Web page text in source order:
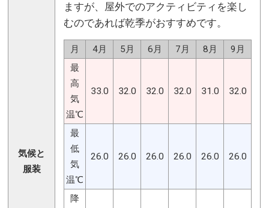
気候と
服装
ますが、屋外でのアクティビティを楽し
むのであれば乾季がおすすめです。
月 4月 5月 6月 7月 8月
9月
最
高
気
温℃
33.0 32.0 32.0 32.0 31.0 32.0
最
低
気
温℃
26.0 26.0 26.0 26.0 26.0 26.0
降